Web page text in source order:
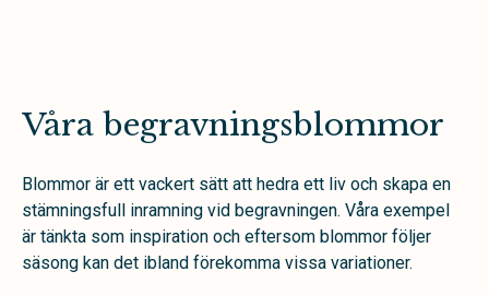
Våra begravningsblommor
Blommor är ett vackert sätt att hedra ett liv och skapa en
stämningsfull inramning vid begravningen. Våra exempel
är tänkta som inspiration och eftersom blommor följer
säsong kan det ibland förekomma vissa variationer.